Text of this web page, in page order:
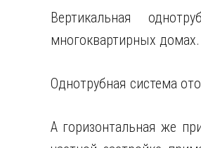
Вертикальная
многоквартирных домах.
Однотрубная система
А горизонтальная же